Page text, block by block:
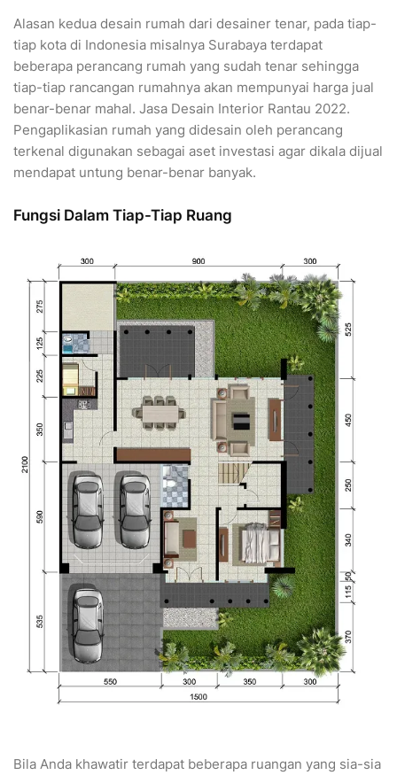
Alasan kedua desain rumah dari desainer tenar, pada tiap-
tiap kota di Indonesia misalnya Surabaya terdapat
beberapa perancang rumah yang sudah tenar sehingga
tiap-tiap rancangan rumahnya akan mempunyai harga jual
benar-benar mahal. Jasa Desain Interior Rantau 2022.
Pengaplikasian rumah yang didesain oleh perancang
terkenal digunakan sebagai aset investasi agar dikala dijual
mendapat untung benar-benar banyak.
Fungsi Dalam Tiap-Tiap Ruang
Bila Anda khawatir terdapat beberapa ruangan yang sia-sia